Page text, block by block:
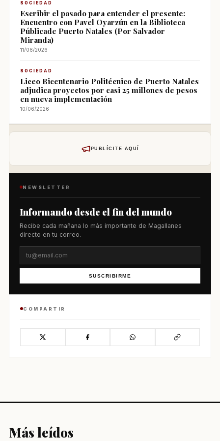
SOCIEDAD
Escribir el pasado para entender el presente:
Encuentro con Pavel Oyarzún en la Biblioteca
Públicade Puerto Natales (Por Salvador
Miranda)
11/06/2026
SOCIEDAD
Liceo Bicentenario Politécnico de Puerto Natales
adjudica proyectos por casi 25 millones de pesos
en nueva implementación
10/06/2026
PUBLÍCITE AQUÍ
NEWSLETTER
Informando desde el fin del mundo
Recibe cada mañana lo más importante de Magallanes
directo en tu correo.
SUSCRIBIRME
COMPARTIR
Más leídos